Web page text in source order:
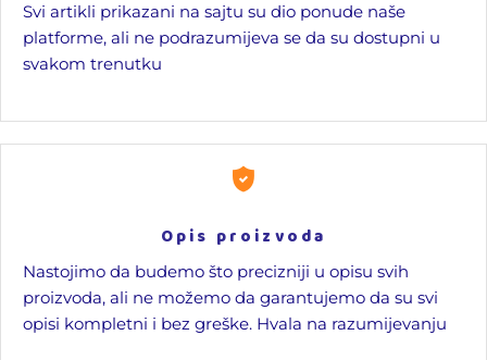
Svi artikli prikazani na sajtu su dio ponude naše
platforme, ali ne podrazumijeva se da su dostupni u
svakom trenutku
Opis proizvoda
Nastojimo da budemo što precizniji u opisu svih
proizvoda, ali ne možemo da garantujemo da su svi
opisi kompletni i bez greške. Hvala na razumijevanju